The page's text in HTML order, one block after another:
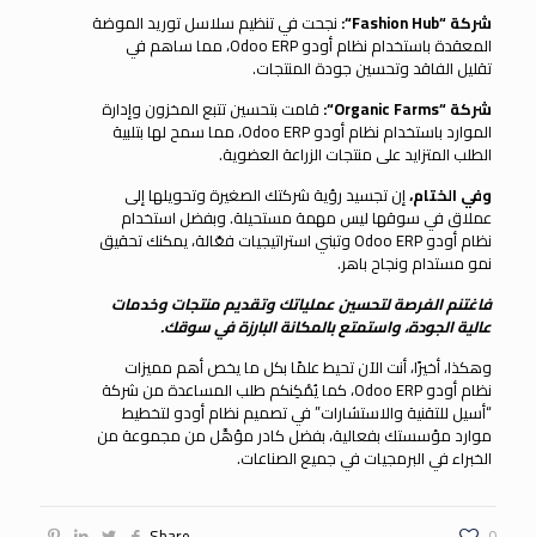
شركة “Fashion Hub
“: نجحت في تنظيم سلاسل توريد الموضة
المعقدة باستخدام نظام أودو Odoo ERP، مما ساهم في
تقليل الفاقد وتحسين جودة المنتجات.
شركة “Organic Farms
“: قامت بتحسين تتبع المخزون وإدارة
الموارد باستخدام نظام أودو Odoo ERP، مما سمح لها بتلبية
الطلب المتزايد على منتجات الزراعة العضوية.
وفي الختام،إن تجسيد رؤية شركتك الصغيرة وتحويلها إلى
عملاق في سوقها ليس مهمة مستحيلة. وبفضل استخدام
نظام أودو Odoo ERP وتبني استراتيجيات فعّالة، يمكنك تحقيق
نمو مستدام ونجاح باهر.
فاغتنم الفرصة لتحسين عملياتك وتقديم منتجات وخدمات
عالية الجودة، واستمتع بالمكانة البارزة في سوقك.
وهكذا، أخيرًا، أنت الآن تحيط علمًا بكل ما يخص أهم مميزات
نظام أودو Odoo ERP، كما يُمْكِنكم طلب المساعدة من شركة
“أسيل للتقنية والاستشارات” في تصميم نظام أودو لتخطيط
موارد مؤسستك بفعالية، بفضل كادر مؤهَّل من مجموعة من
الخبراء في البرمجيات في جميع الصناعات.